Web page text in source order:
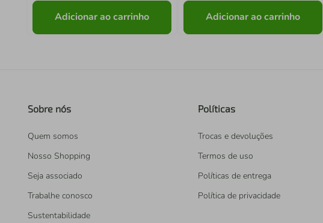
Adicionar ao carrinho Adicionar ao carrinho
Sobre nós
Quem somos
Nosso Shopping
Seja associado
Trabalhe conosco
Sustentabilidade
Políticas
Trocas e devoluções
Termos de uso
Políticas de entrega
Política de privacidade